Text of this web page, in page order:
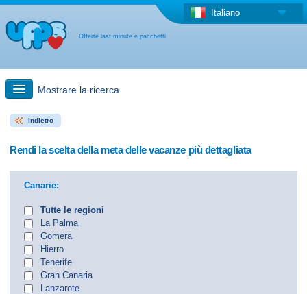
Offerte last minute e pacchetti
Italiano
Mostrare la ricerca
Ricerca rapida
Altro paese
Indietro
Rendi la scelta della meta delle vacanze più dettagliata
Canarie:
Tutte le regioni
La Palma
Gomera
Hierro
Tenerife
Gran Canaria
Lanzarote